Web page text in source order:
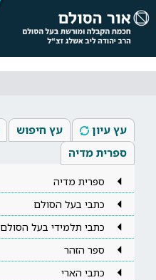
עץ עיון עץ חיפוש
ספרית מדיה
ספרית מדיה
כתבי בעל הסולם
כתבי תלמידי בעל הסולם
ספר הזהר
כתבי הארי